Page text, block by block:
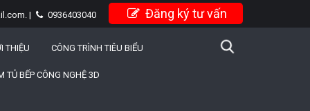
| 0936403040 Đăng ký tư vấn
THIỆU CÔNG TRÌNH TIÊU BIỂU
TỦ BẾP CÔNG NGHỆ 3D